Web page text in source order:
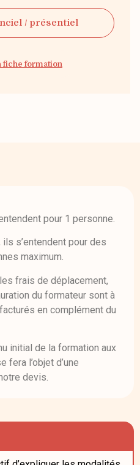
/ présentiel
fiche formation
pour 1 personne.
s’entendent pour des
maximum.
frais de déplacement,
du formateur sont à
en complément du
initial de la formation aux
fera l’objet d’une
devis.